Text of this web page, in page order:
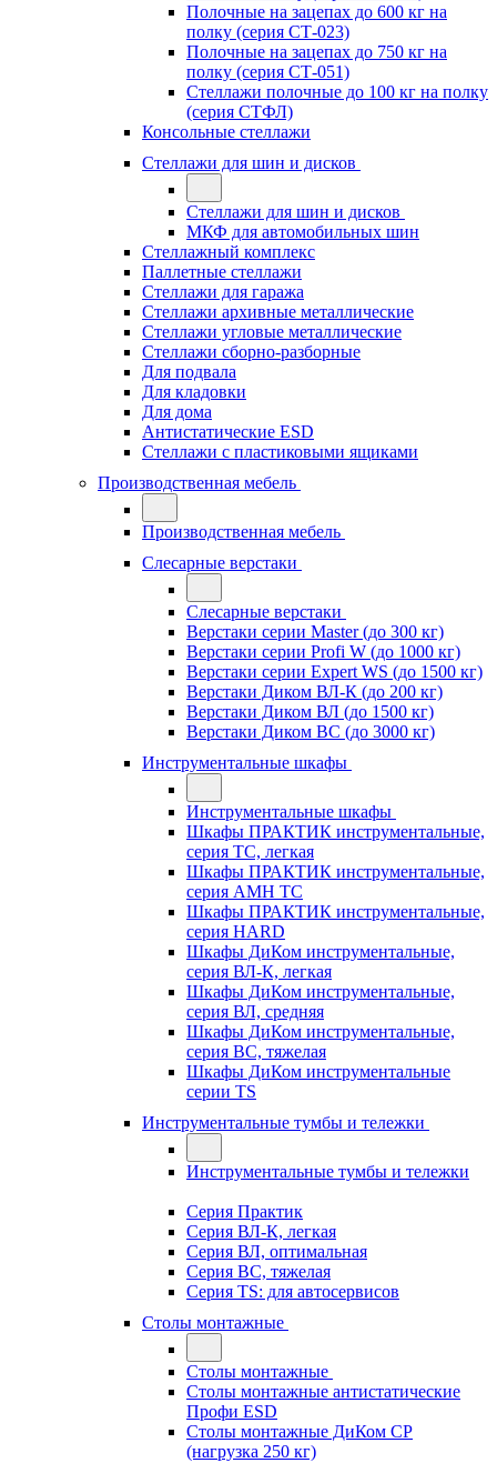
Полочные на зацепах до 600 кг на
полку (серия СТ-023)
Полочные на зацепах до 750 кг на
полку (серия СТ-051)
Стеллажи полочные до 100 кг на полку
(серия СТФЛ)
Консольные стеллажи
Стеллажи для шин и дисков
Стеллажи для шин и дисков
МКФ для автомобильных шин
Стеллажный комплекс
Паллетные стеллажи
Стеллажи для гаража
Стеллажи архивные металлические
Стеллажи угловые металлические
Стеллажи сборно-разборные
Для подвала
Для кладовки
Для дома
Антистатические ESD
Стеллажи с пластиковыми ящиками
Производственная мебель
Производственная мебель
Слесарные верстаки
Слесарные верстаки
Верстаки серии Master (до 300 кг)
Верстаки серии Profi W (до 1000 кг)
Верстаки серии Expert WS (до 1500 кг)
Верстаки Диком ВЛ-К (до 200 кг)
Верстаки Диком ВЛ (до 1500 кг)
Верстаки Диком ВС (до 3000 кг)
Инструментальные шкафы
Инструментальные шкафы
Шкафы ПРАКТИК инструментальные,
серия TC, легкая
Шкафы ПРАКТИК инструментальные,
серия AMH TC
Шкафы ПРАКТИК инструментальные,
серия HARD
Шкафы ДиКом инструментальные,
cерия ВЛ-К, легкая
Шкафы ДиКом инструментальные,
серия ВЛ, средняя
Шкафы ДиКом инструментальные,
серия ВС, тяжелая
Шкафы ДиКом инструментальные
серии TS
Инструментальные тумбы и тележки
Инструментальные тумбы и тележки
Серия Практик
Серия ВЛ-К, легкая
Серия ВЛ, оптимальная
Серия ВС, тяжелая
Серия TS: для автосервисов
Столы монтажные
Столы монтажные
Столы монтажные антистатические
Профи ESD
Столы монтажные ДиКом СР
(нагрузка 250 кг)